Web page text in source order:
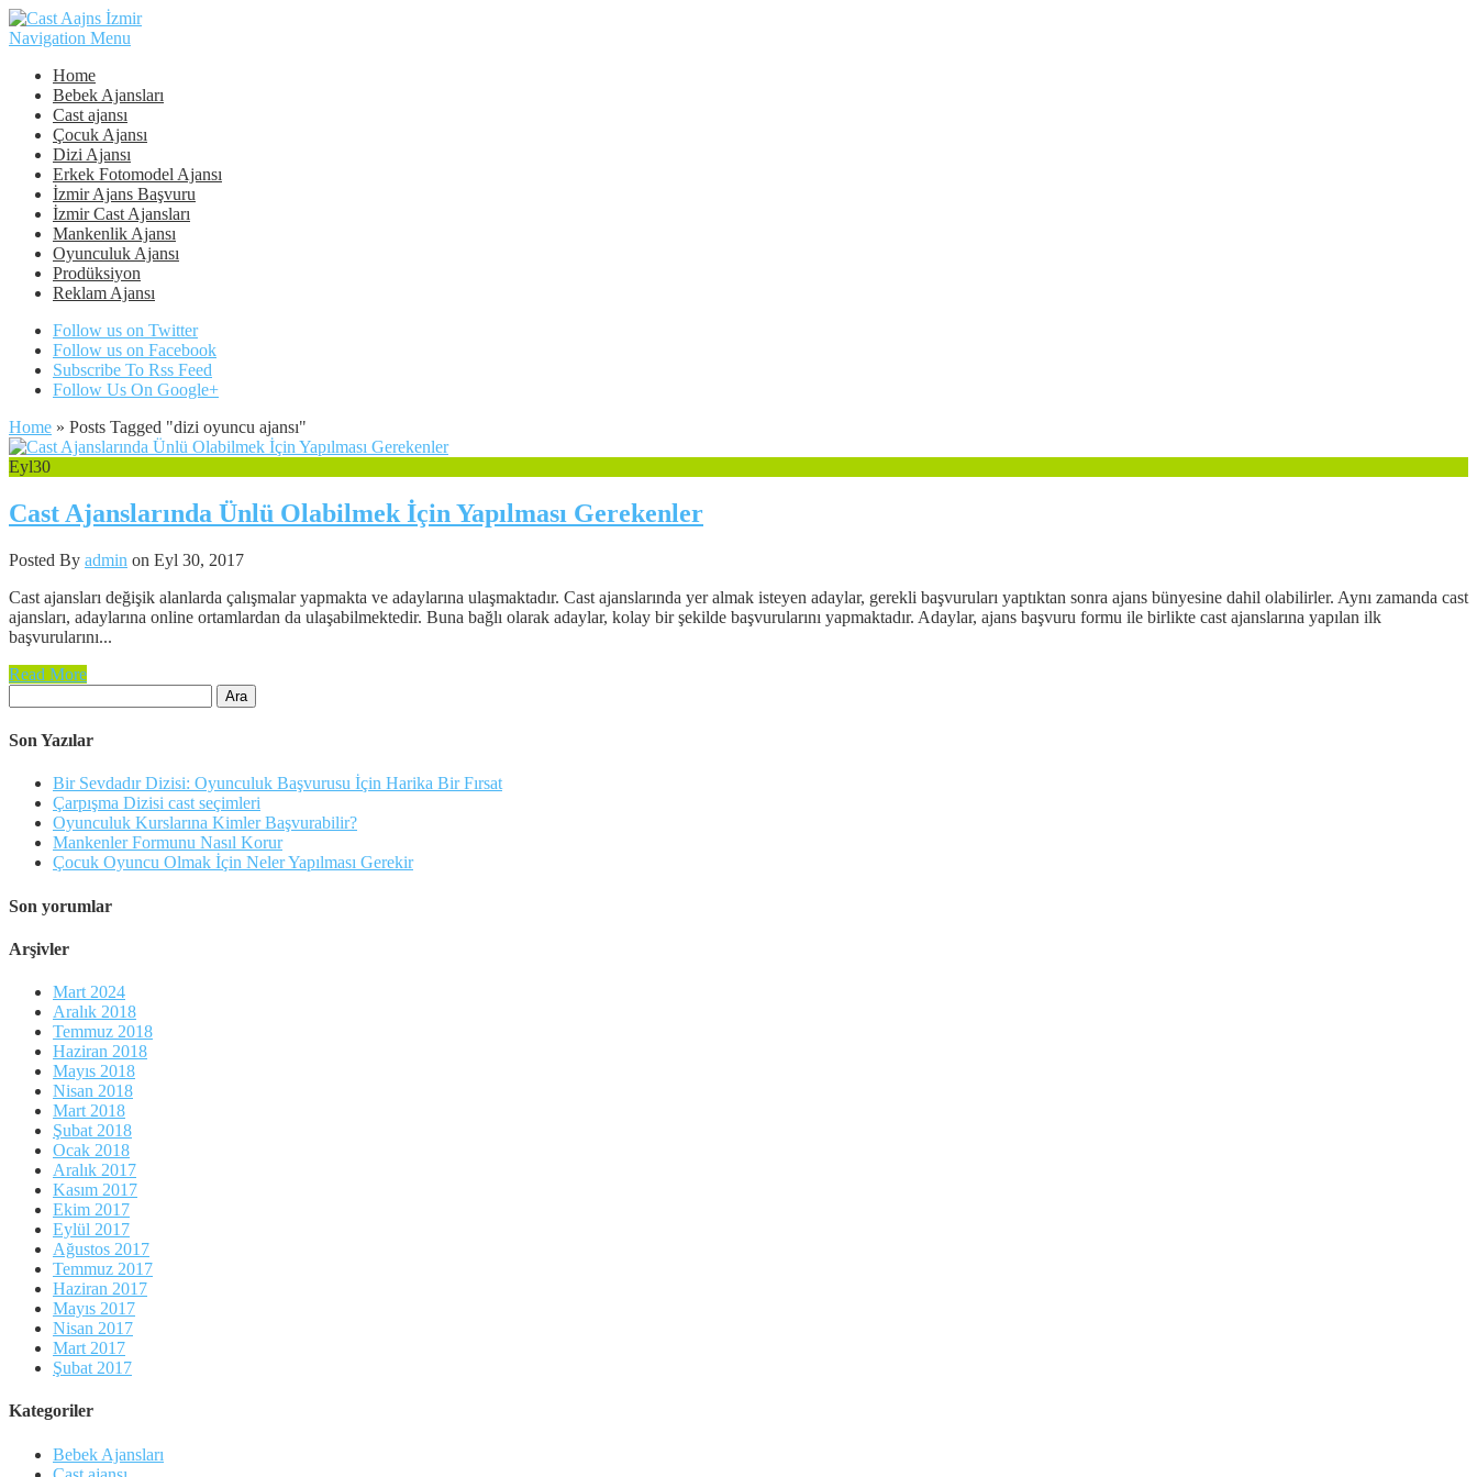
Navigation Menu
Home
Bebek Ajansları
Cast ajansı
Çocuk Ajansı
Dizi Ajansı
Erkek Fotomodel Ajansı
İzmir Ajans Başvuru
İzmir Cast Ajansları
Mankenlik Ajansı
Oyunculuk Ajansı
Prodüksiyon
Reklam Ajansı
Follow us on Twitter
Follow us on Facebook
Subscribe To Rss Feed
Follow Us On Google+
Home » Posts Tagged "dizi oyuncu ajansı"
Eyl30
Cast Ajanslarında Ünlü Olabilmek İçin Yapılması Gerekenler
Posted By admin on Eyl 30, 2017
Cast ajansları değişik alanlarda çalışmalar yapmakta ve adaylarına ulaşmaktadır. Cast ajanslarında yer almak isteyen adaylar, gerekli başvuruları yaptıktan sonra ajans bünyesine dahil olabilirler. Aynı zamanda cast
ajansları, adaylarına online ortamlardan da ulaşabilmektedir. Buna bağlı olarak adaylar, kolay bir şekilde başvurularını yapmaktadır. Adaylar, ajans başvuru formu ile birlikte cast ajanslarına yapılan ilk
başvurularını...
Read More
Son Yazılar
Bir Sevdadır Dizisi: Oyunculuk Başvurusu İçin Harika Bir Fırsat
Çarpışma Dizisi cast seçimleri
Oyunculuk Kurslarına Kimler Başvurabilir?
Mankenler Formunu Nasıl Korur
Çocuk Oyuncu Olmak İçin Neler Yapılması Gerekir
Son yorumlar
Arşivler
Mart 2024
Aralık 2018
Temmuz 2018
Haziran 2018
Mayıs 2018
Nisan 2018
Mart 2018
Şubat 2018
Ocak 2018
Aralık 2017
Kasım 2017
Ekim 2017
Eylül 2017
Ağustos 2017
Temmuz 2017
Haziran 2017
Mayıs 2017
Nisan 2017
Mart 2017
Şubat 2017
Kategoriler
Bebek Ajansları